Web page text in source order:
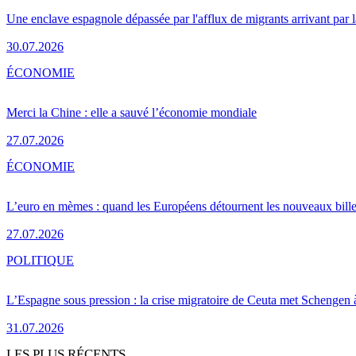
Une enclave espagnole dépassée par l'afflux de migrants arrivant par
30.07.2026
Merci la Chine : elle a sauvé l’économie mondiale
27.07.2026
ÉCONOMIE
L’euro en mèmes : quand les Européens détournent les nouveaux
27.07.2026
ÉCONOMIE
L’Espagne sous pression : la crise migratoire de Ceuta met Schengen
31.07.2026
POLITIQUE